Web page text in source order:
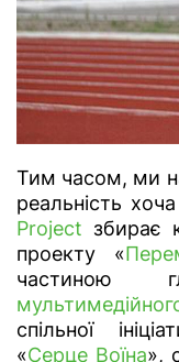
Тим часом, ми
реальність
Project збирає
проекту «
частиною
спільної
«Серце Воїна»,